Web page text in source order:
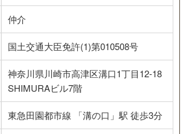
仲介
国土交通大臣免許(1)第010508号
神奈川県川崎市高津区溝口1丁目12-18
SHIMURAビル7階
東急田園都市線 「溝の口」駅 徒歩3分